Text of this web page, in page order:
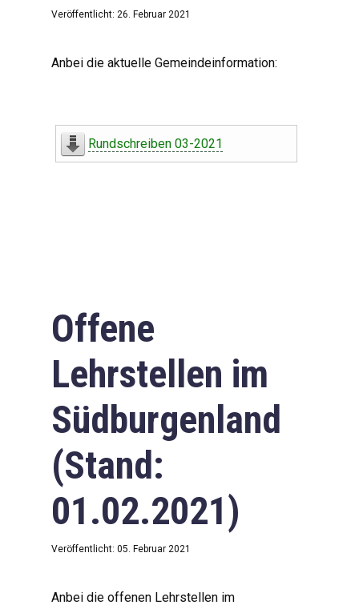
Veröffentlicht: 26. Februar 2021
Anbei die aktuelle Gemeindeinformation:
Rundschreiben 03-2021
Offene
Lehrstellen im
Südburgenland
(Stand:
01.02.2021)
Veröffentlicht: 05. Februar 2021
Anbei die offenen Lehrstellen im